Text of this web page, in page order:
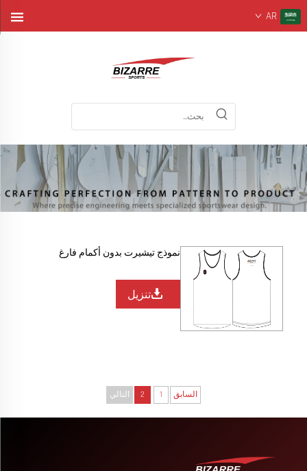
AR
نموذج تيشيرت بدون أكمام فارغ
تنزيل
السابق 1
2 التالي